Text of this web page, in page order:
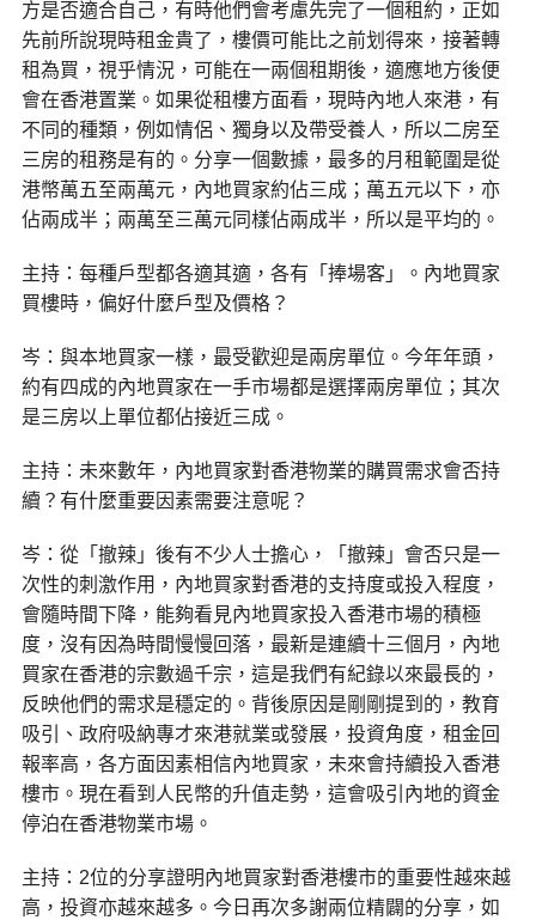
方是否適合自己，有時他們會考慮先完了一個租約，正如
先前所說現時租金貴了，樓價可能比之前划得來，接著轉
租為買，視乎情況，可能在一兩個租期後，適應地方後便
會在香港置業。如果從租樓方面看，現時內地人來港，有
不同的種類，例如情侶、獨身以及帶受養人，所以二房至
三房的租務是有的。分享一個數據，最多的月租範圍是從
港幣萬五至兩萬元，內地買家約佔三成；萬五元以下，亦
佔兩成半；兩萬至三萬元同樣佔兩成半，所以是平均的。
主持：每種戶型都各適其適，各有「捧場客」。內地買家
買樓時，偏好什麼戶型及價格？
岑：與本地買家一樣，最受歡迎是兩房單位。今年年頭，
約有四成的內地買家在一手市場都是選擇兩房單位；其次
是三房以上單位都佔接近三成。
主持：未來數年，內地買家對香港物業的購買需求會否持
續？有什麼重要因素需要注意呢？
岑：從「撤辣」後有不少人士擔心，「撤辣」會否只是一
次性的刺激作用，內地買家對香港的支持度或投入程度，
會隨時間下降，能夠看見內地買家投入香港市場的積極
度，沒有因為時間慢慢回落，最新是連續十三個月，內地
買家在香港的宗數過千宗，這是我們有紀錄以來最長的，
反映他們的需求是穩定的。背後原因是剛剛提到的，教育
吸引、政府吸納專才來港就業或發展，投資角度，租金回
報率高，各方面因素相信內地買家，未來會持續投入香港
樓市。現在看到人民幣的升值走勢，這會吸引內地的資金
停泊在香港物業市場。
主持：2位的分享證明內地買家對香港樓市的重要性越來越
高，投資亦越來越多。今日再次多謝兩位精闢的分享，如